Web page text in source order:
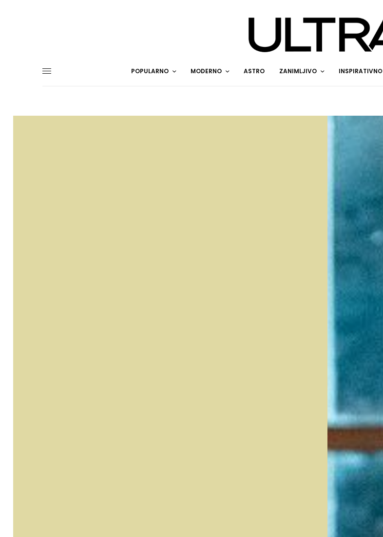
POPULARNO MODERNO ASTRO ZANIMLJIVO INSPIRATIVNO